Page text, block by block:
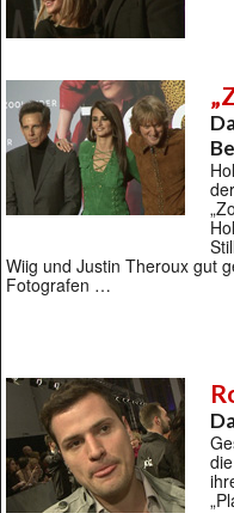
Wiig und Justin Theroux gut
Fotografen …